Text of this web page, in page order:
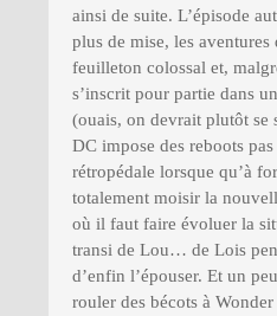
ainsi de suite. L’épisode
plus de mise, les
feuilleton colossal et,
s’inscrit pour partie dans
(ouais, on devrait plutôt se
DC impose des reboots
rétropédale lorsque qu’à
totalement moisir la
où il faut faire évoluer la
transi de Lou… de Lois
d’enfin l’épouser. Et un
rouler des bécots à